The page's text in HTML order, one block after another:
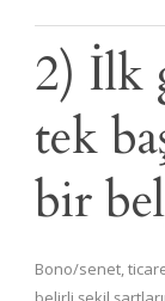
2) İlk
tek
bir
Bono/senet,